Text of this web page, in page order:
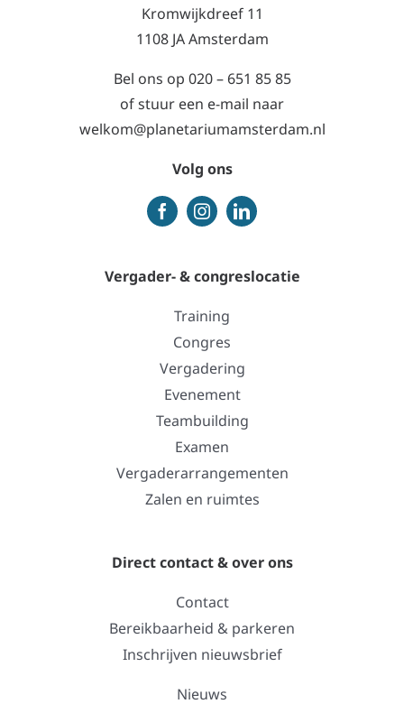
Vergader- & congreslocatie
Training
Congres
Vergadering
Evenement
Teambuilding
Examen
Vergaderarrangementen
Zalen en ruimtes
Direct contact & over ons
Contact
Bereikbaarheid & parkeren
Inschrijven nieuwsbrief
Nieuws
Kromwijkdreef 11
1108 JA Amsterdam
Bel ons op 020 – 651 85 85
of stuur een e-mail naar
welkom@planetariumamsterdam.nl
Volg ons